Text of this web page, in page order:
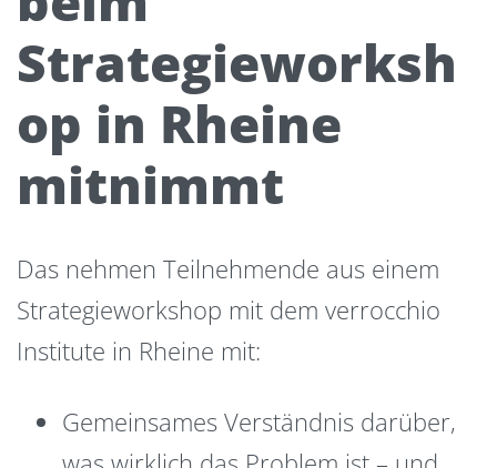
Strategieworksh
op in Rheine
mitnimmt
Das nehmen Teilnehmende aus einem
Strategieworkshop mit dem verrocchio
Institute in Rheine mit:
Gemeinsames Verständnis darüber,